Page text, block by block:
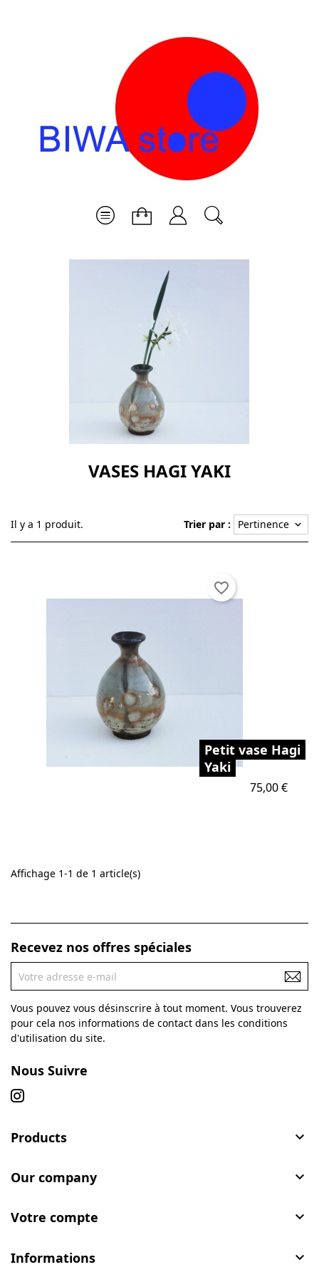
VASES HAGI YAKI
Il y a 1 produit. Trier par : Pertinence keyboard_arrow_down
favorite_border
Petit vase Hagi
Yaki
Prix
75,00 €
Affichage 1-1 de 1 article(s)
Recevez nos offres spéciales
Vous pouvez vous désinscrire à tout moment. Vous trouverez
pour cela nos informations de contact dans les conditions
d'utilisation du site.
Nous Suivre
Products 
Our company 
Votre compte 
Informations 